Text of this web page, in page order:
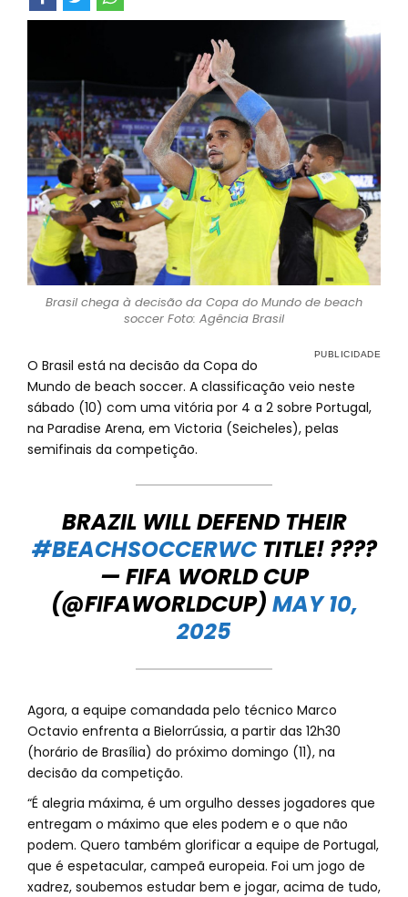
Brasil chega à decisão da Copa do Mundo de beach
soccer Foto: Agência Brasil
O Brasil está na decisão da Copa do
Mundo de beach soccer. A classificação veio neste
sábado (10) com uma vitória por 4 a 2 sobre Portugal,
na Paradise Arena, em Victoria (Seicheles), pelas
semifinais da competição.
BRAZIL WILL DEFEND THEIR
#BEACHSOCCERWCTITLE! ????
— FIFA WORLD CUP
(@FIFAWORLDCUP) MAY 10,
2025
Agora, a equipe comandada pelo técnico Marco
Octavio enfrenta a Bielorrússia, a partir das 12h30
(horário de Brasília) do próximo domingo (11), na
decisão da competição.
“É alegria máxima, é um orgulho desses jogadores que
entregam o máximo que eles podem e o que não
podem. Quero também glorificar a equipe de Portugal,
que é espetacular, campeã europeia. Foi um jogo de
xadrez, soubemos estudar bem e jogar, acima de tudo,